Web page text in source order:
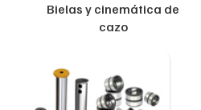
Bielas y cinemática de
cazo